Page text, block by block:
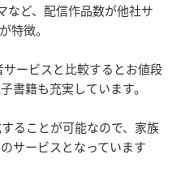
など、配信作品数が他社サ
特徴。
ービスと比較するとお値段
書籍も充実しています。
ることが可能なので、家族
サービスとなっています